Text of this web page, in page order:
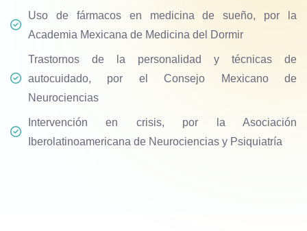
Uso de fármacos en medicina de sueño, por la
Academia Mexicana de Medicina del Dormir
Trastornos de la personalidad y técnicas de
autocuidado, por el Consejo Mexicano de
Neurociencias
Intervención en crisis, por la Asociación
Iberolatinoamericana de Neurociencias y Psiquiatría